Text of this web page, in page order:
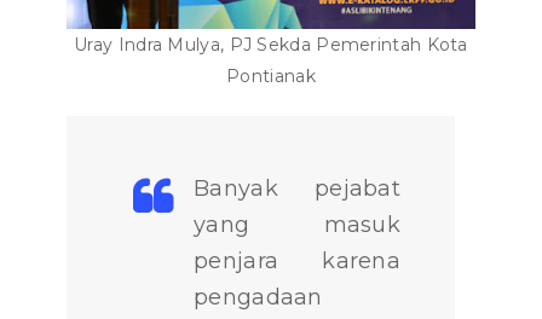
Uray Indra Mulya, PJ Sekda Pemerintah Kota
Pontianak
Banyak pejabat
yang masuk
penjara karena
pengadaan